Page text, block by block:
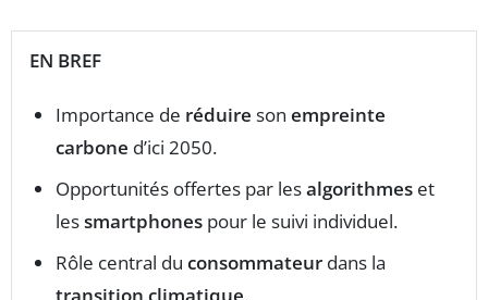
EN BREF
Importance de réduire son empreinte
carbone d’ici 2050.
Opportunités offertes par lesalgorithmes et
lessmartphones pour le suivi individuel.
Rôle central du consommateur dans la